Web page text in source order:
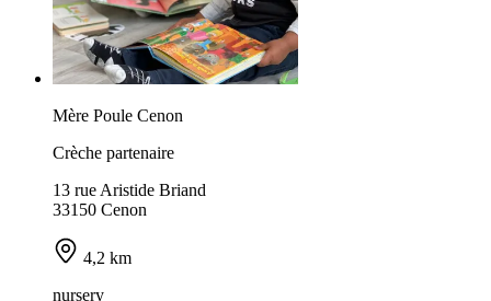
Mère Poule Cenon
Crèche partenaire
13 rue Aristide Briand
33150 Cenon
4,2 km
nursery